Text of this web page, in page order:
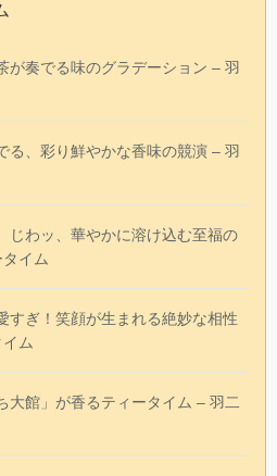
が奏でる味のグラデーション – 羽
る、彩り鮮やかな香味の競演 – 羽
じわッ、華やかに溶け込む至福の
イム
すぎ！笑顔が生まれる絶妙な相性
ム
大館」が香るティータイム – 羽二